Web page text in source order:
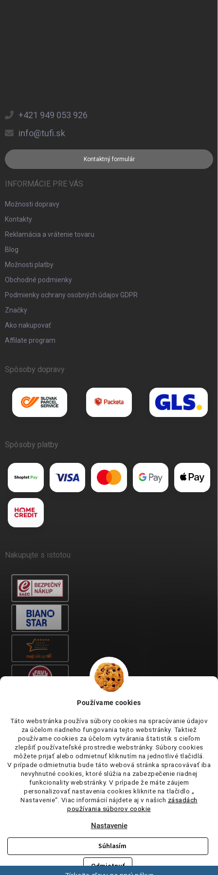
Používame cookies
Táto webstránka používa súbory cookies na spracúvanie údajov
za účelom riadneho fungovania tejto webstránky. Taktiež
používame cookies za účelom vytvárania štatistik s cieľom
zlepšiť používateľské prostredie webstránky. Súbory cookies
môžete prijať alebo odmietnuť kliknutím na jednotlivé tlačidlá.
V prípade odmietnutia bude táto webová stránka spracovávať iba
nevyhnutné cookies, ktoré slúžia na zabezpečenie riadnej
funkcionality webstránky. V prípade že máte záujem
personalizovať nastavenia cookies kliknite na tlačidlo „
Nastavenie“. Viac informácií nájdete aj v našich zásadách
používania súborov cookie
Nastavenie
Odmietnuť
Súhlasím
+421 949 053 926
info@tufi.sk
Kontaktný formulár
INFORMÁCIE PRE VÁS
Možnosti dopravy
Kontakty
Reklamácia a vrátenie tovaru
Blog
Možnosti platby
Obchodné podmienky
Podmienky ochrany osobných údajov GDPR
Značky
Ako nakupovať
Affilate program
Spôsoby dopravy
Spôsoby platby
Nakupujte s istotou
. Všetky práva vyhradené.
cookies